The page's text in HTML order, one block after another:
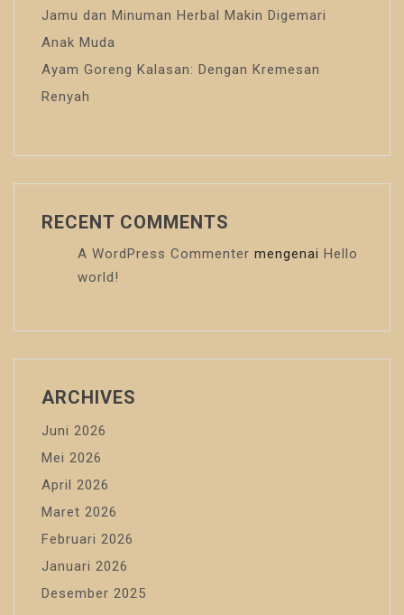
Jamu dan Minuman Herbal Makin Digemari
Anak Muda
Ayam Goreng Kalasan: Dengan Kremesan
Renyah
RECENT COMMENTS
A WordPress Commenter mengenai Hello
world!
ARCHIVES
Juni 2026
Mei 2026
April 2026
Maret 2026
Februari 2026
Januari 2026
Desember 2025